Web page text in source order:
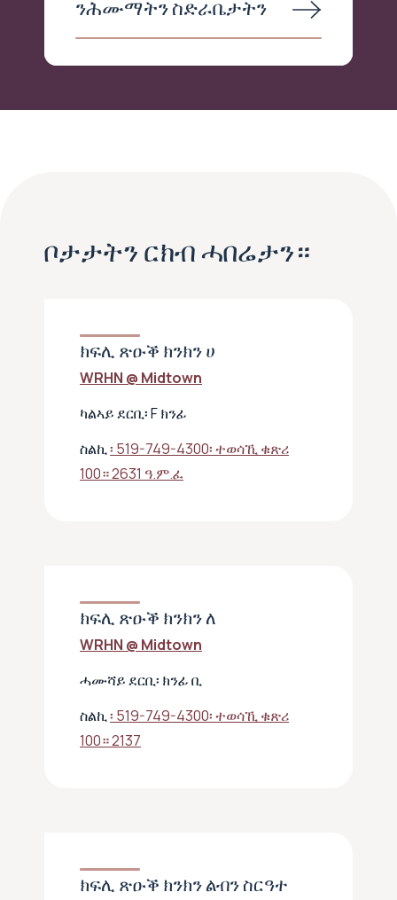
ንሕሙማትን ስድራቤታትን
ቦታታትን ርክብ ሓበሬታን።
ክፍሊ ጽዑቕ ክንክን ሀ
WRHN @ Midtown
ካልኣይ ደርቢ፡ F ክንፊ
ስልኪ፡ 519-749-4300፡ ተወሳኺ ቁጽሪ
100። 2631 ዓ.ም.ፈ
ክፍሊ ጽዑቕ ክንክን ለ
WRHN @ Midtown
ሓሙሻይ ደርቢ፡ ክንፊ ቢ
ስልኪ፡ 519-749-4300፡ ተወሳኺ ቁጽሪ
100። 2137
ክፍሊ ጽዑቕ ክንክን ልብን ስርዓተ